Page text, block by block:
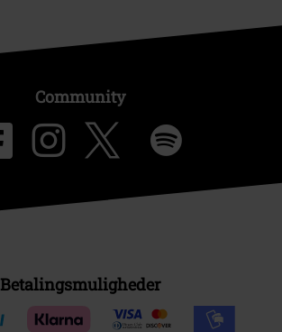
Community
Betalingsmuligheder